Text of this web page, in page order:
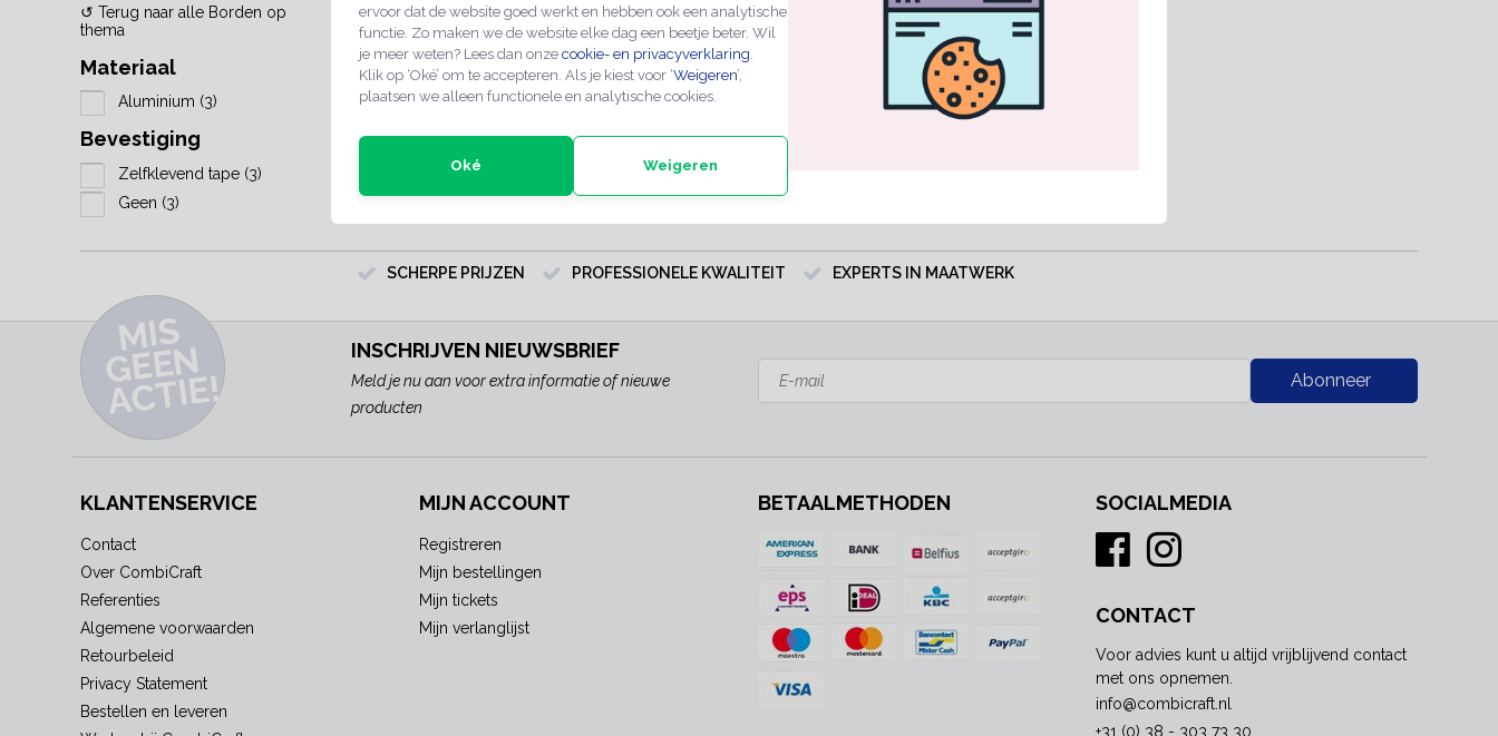
ervoor dat de website goed werkt en hebben ook een analytische
functie. Zo maken we de website elke dag een beetje beter. Wil
je meer weten? Lees dan onze cookie- en privacyverklaring
Klik op ‘Oké’ om te accepteren. Als je kiest voor ‘Weigeren’,
plaatsen we alleen functionele en analytische cookies.
Oké Weigeren
↺ Terug naar alle Borden op
thema
Materiaal
Aluminium (3)
Bevestiging
Zelfklevend tape (3)
Geen (3)
SCHERPE PRIJZEN PROFESSIONELE KWALITEIT EXPERTS IN MAATWERK
MI
S
G
E
E
N
A
C
TI
E!
INSCHRIJVEN NIEUWSBRIEF
Meld je nu aan voor extra informatie of nieuwe
producten
Abonneer
KLANTENSERVICE
Contact
Over CombiCraft
Referenties
Algemene voorwaarden
Retourbeleid
Privacy Statement
Bestellen en leveren
MIJN ACCOUNT
Registreren
Mijn bestellingen
Mijn tickets
Mijn verlanglijst
BETAALMETHODEN SOCIALMEDIA
CONTACT
Voor advies kunt u altijd vrijblijvend contact
met ons opnemen.
info@combicraft.nl
+31 (0) 38 - 303 73 30